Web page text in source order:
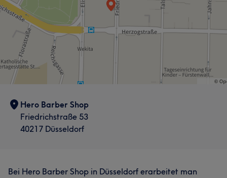
Hero Barber Shop
Friedrichstraße 53
40217 Düsseldorf
Bei Hero Barber Shop in Düsseldorf erarbeitet man